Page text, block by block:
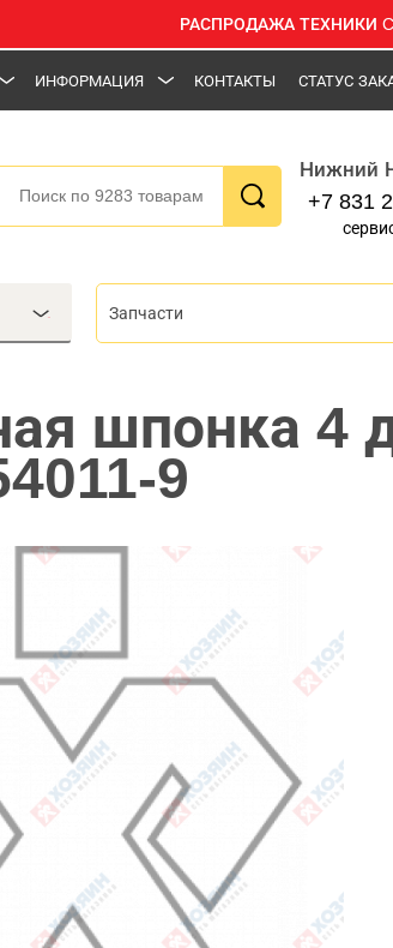
РАСПРОДАЖА ТЕХНИКИ
ИНФОРМАЦИЯ КОНТАКТЫ СТАТУС
Нижний
+7 831
Запчасти
шпонка 4
9